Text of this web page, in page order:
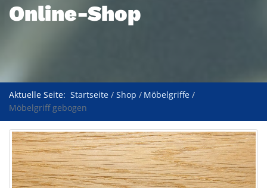
Online-Shop
Aktuelle Seite: Startseite Shop
Möbelgriffe
Möbelgriff gebogen